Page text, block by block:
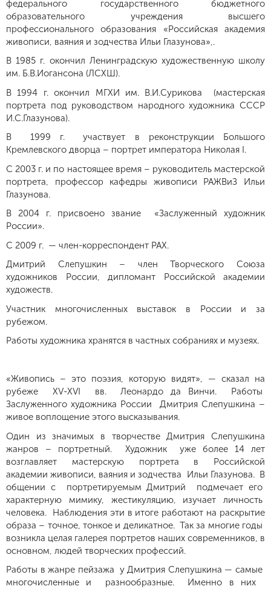
федерального государственного бюджетного
образовательного учреждения высшего
профессионального образования «Российская академия
живописи, ваяния и зодчества Ильи Глазунова»,.
В 1985 г. окончил Ленинградскую художественную школу
им. Б.В.Иогансона (ЛСХШ).
В 1994 г. окончил МГХИ им. В.И.Сурикова (мастерская
портрета под руководством народного художника СССР
И.С.Глазунова).
В 1999 г. участвует в реконструкции Большого
Кремлевского дворца – портрет императора Николая I.
С 2003 г. и по настоящее время – руководитель мастерской
портрета, профессор кафедры живописи РАЖВиЗ Ильи
Глазунова.
В 2004 г. присвоено звание «Заслуженный художник
России».
С 2009 г. — член-корреспондент РАХ.
Дмитрий Слепушкин – член Творческого Союза
художников России, дипломант Российской академии
художеств.
Участник многочисленных выставок в России и за
рубежом.
Работы художника хранятся в частных собраниях и музеях.
«Живопись – это поэзия, которую видят», — сказал на
рубеже XV-ХVI вв. Леонардо да Винчи. Работы
Заслуженного художника России Дмитрия Слепушкина –
живое воплощение этого высказывания.
Один из значимых в творчестве Дмитрия Слепушкина
жанров – портретный. Художник уже более 14 лет
возглавляет мастерскую портрета в Российской
академии живописи, ваяния и зодчества Ильи Глазунова. В
общении с портретируемым Дмитрий подмечает его
характерную мимику, жестикуляцию, изучает личность
человека. Наблюдения эти в итоге работают на раскрытие
образа – точное, тонкое и деликатное. Так за многие годы
возникла целая галерея портретов наших современников, в
основном, людей творческих профессий.
Работы в жанре пейзажа у Дмитрия Слепушкина — самые
многочисленные и разнообразные. Именно в них